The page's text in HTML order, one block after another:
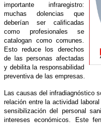
importante infraregistro:
muchas dolencias que
deberían ser calificadas
como profesionales se
catalogan como comunes.
Esto reduce los derechos
de las personas afectadas
y debilita la responsabilidad
preventiva de las empresas.
Las causas del infradiagnóstico
relación entre la actividad
sensibilización del personal
intereses económicos. Este